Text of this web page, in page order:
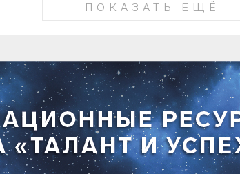
ПОКАЗАТЬ ЕЩЁ